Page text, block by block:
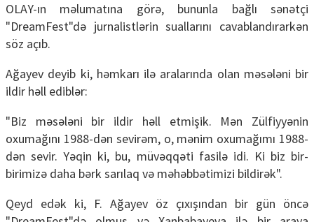
OLAY-ın məlumatına görə, bununla bağlı sənətçi
"DreamFest"də jurnalistlərin suallarını cavablandırarkən
söz açıb.
Ağayev deyib ki, həmkarı ilə aralarında olan məsələni bir
ildir həll ediblər:
"Biz məsələni bir ildir həll etmişik. Mən Zülfiyyənin
oxumağını 1988-dən sevirəm, o, mənim oxumağımı 1988-
dən sevir. Yəqin ki, bu, müvəqqəti fasilə idi. Ki biz bir-
birimizə daha bərk sarılaq və məhəbbətimizi bildirək".
Qeyd edək ki, F. Ağayev öz çıxışından bir gün öncə